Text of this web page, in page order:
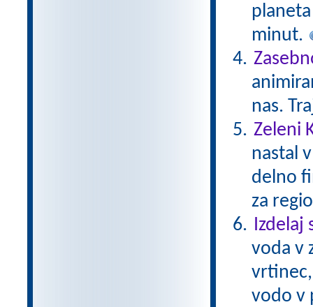
minut.
nas.
Zeleni
nastal
delno
za
Izdelaj
voda v
vodo v